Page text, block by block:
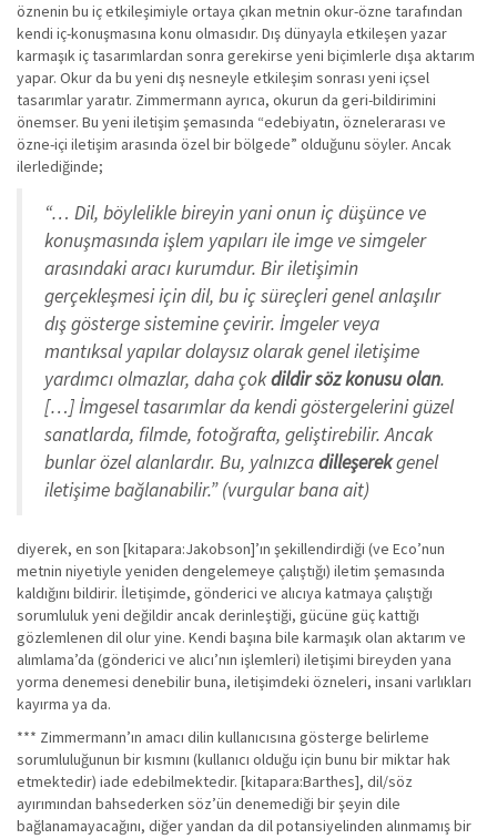
öznenin bu iç etkileşimiyle ortaya çıkan metnin okur-özne tarafından
kendi iç-konuşmasına konu olmasıdır. Dış dünyayla etkileşen yazar
karmaşık iç tasarımlardan sonra gerekirse yeni biçimlerle dışa aktarım
yapar. Okur da bu yeni dış nesneyle etkileşim sonrası yeni içsel
tasarımlar yaratır. Zimmermann ayrıca, okurun da geri-bildirimini
önemser. Bu yeni iletişim şemasında “edebiyatın, öznelerarası ve
özne-içi iletişim arasında özel bir bölgede” olduğunu söyler. Ancak
ilerlediğinde;
“… Dil, böylelikle bireyin yani onun iç düşünce ve
konuşmasında işlem yapıları ile imge ve simgeler
arasındaki aracı kurumdur. Bir iletişimin
gerçekleşmesi için dil, bu iç süreçleri genel anlaşılır
dış gösterge sistemine çevirir. İmgeler veya
mantıksal yapılar dolaysız olarak genel iletişime
yardımcı olmazlar, daha çokdildir söz konusu olan.
[…] İmgesel tasarımlar da kendi göstergelerini güzel
sanatlarda, filmde, fotoğrafta, geliştirebilir. Ancak
bunlar özel alanlardır. Bu, yalnızcadilleşerekgenel
iletişime bağlanabilir.” (vurgular bana ait)
diyerek, en son [kitapara:Jakobson]’ın şekillendirdiği (ve Eco’nun
metnin niyetiyle yeniden dengelemeye çalıştığı) iletim şemasında
kaldığını bildirir. İletişimde, gönderici ve alıcıya katmaya çalıştığı
sorumluluk yeni değildir ancak derinleştiği, gücüne güç kattığı
gözlemlenen dil olur yine. Kendi başına bile karmaşık olan aktarım ve
alımlama’da (gönderici ve alıcı’nın işlemleri) iletişimi bireyden yana
yorma denemesi denebilir buna, iletişimdeki özneleri, insani varlıkları
kayırma ya da.
*** Zimmermann’ın amacı dilin kullanıcısına gösterge belirleme
sorumluluğunun bir kısmını (kullanıcı olduğu için bunu bir miktar hak
etmektedir) iade edebilmektedir. [kitapara:Barthes], dil/söz
ayırımından bahsederken söz’ün denemediği bir şeyin dile
bağlanamayacağını, diğer yandan da dil potansiyelinden alınmamış bir